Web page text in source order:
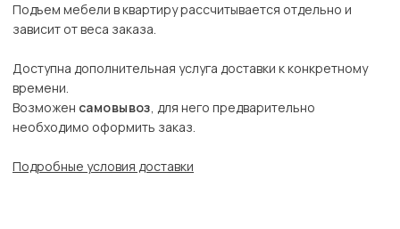
Подъем мебели в квартиру рассчитывается отдельно и
зависит от веса заказа.
Доступна дополнительная услуга доставки к конкретному
времени.
Возможен самовывоз, для него предварительно
необходимо оформить заказ.
Подробные условия доставки